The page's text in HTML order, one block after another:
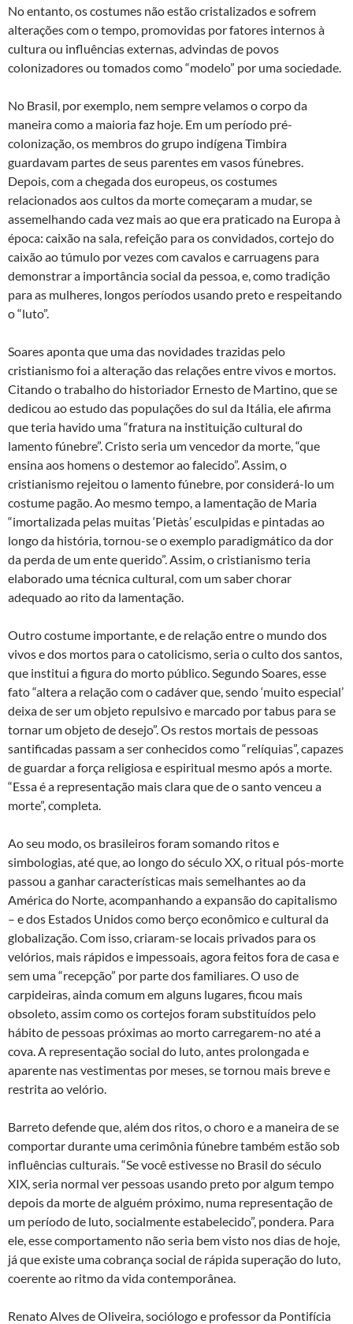
No entanto, os costumes não estão cristalizados e sofrem
alterações com o tempo, promovidas por fatores internos à
cultura ou influências externas, advindas de povos
colonizadores ou tomados como “modelo” por uma sociedade.
No Brasil, por exemplo, nem sempre velamos o corpo da
maneira como a maioria faz hoje. Em um período pré-
colonização, os membros do grupo indígena Timbira
guardavam partes de seus parentes em vasos fúnebres.
Depois, com a chegada dos europeus, os costumes
relacionados aos cultos da morte começaram a mudar, se
assemelhando cada vez mais ao que era praticado na Europa à
época: caixão na sala, refeição para os convidados, cortejo do
caixão ao túmulo por vezes com cavalos e carruagens para
demonstrar a importância social da pessoa, e, como tradição
para as mulheres, longos períodos usando preto e respeitando
o “luto”.
Soares aponta que uma das novidades trazidas pelo
cristianismo foi a alteração das relações entre vivos e mortos.
Citando o trabalho do historiador Ernesto de Martino, que se
dedicou ao estudo das populações do sul da Itália, ele afirma
que teria havido uma “fratura na instituição cultural do
lamento fúnebre”. Cristo seria um vencedor da morte, “que
ensina aos homens o destemor ao falecido”. Assim, o
cristianismo rejeitou o lamento fúnebre, por considerá-lo um
costume pagão. Ao mesmo tempo, a lamentação de Maria
“imortalizada pelas muitas ‘Pietàs’ esculpidas e pintadas ao
longo da história, tornou-se o exemplo paradigmático da dor
da perda de um ente querido”. Assim, o cristianismo teria
elaborado uma técnica cultural, com um saber chorar
adequado ao rito da lamentação.
Outro costume importante, e de relação entre o mundo dos
vivos e dos mortos para o catolicismo, seria o culto dos santos,
que institui a figura do morto público. Segundo Soares, esse
fato “altera a relação com o cadáver que, sendo ‘muito especial’
deixa de ser um objeto repulsivo e marcado por tabus para se
tornar um objeto de desejo”. Os restos mortais de pessoas
santificadas passam a ser conhecidos como “relíquias”, capazes
de guardar a força religiosa e espiritual mesmo após a morte.
“Essa é a representação mais clara que de o santo venceu a
morte”, completa.
Ao seu modo, os brasileiros foram somando ritos e
simbologias, até que, ao longo do século XX, o ritual pós-morte
passou a ganhar características mais semelhantes ao da
América do Norte, acompanhando a expansão do capitalismo
– e dos Estados Unidos como berço econômico e cultural da
globalização. Com isso, criaram-se locais privados para os
velórios, mais rápidos e impessoais, agora feitos fora de casa e
sem uma “recepção” por parte dos familiares. O uso de
carpideiras, ainda comum em alguns lugares, ficou mais
obsoleto, assim como os cortejos foram substituídos pelo
hábito de pessoas próximas ao morto carregarem-no até a
cova. A representação social do luto, antes prolongada e
aparente nas vestimentas por meses, se tornou mais breve e
restrita ao velório.
Barreto defende que, além dos ritos, o choro e a maneira de se
comportar durante uma cerimônia fúnebre também estão sob
influências culturais. “Se você estivesse no Brasil do século
XIX, seria normal ver pessoas usando preto por algum tempo
depois da morte de alguém próximo, numa representação de
um período de luto, socialmente estabelecido”, pondera. Para
ele, esse comportamento não seria bem visto nos dias de hoje,
já que existe uma cobrança social de rápida superação do luto,
coerente ao ritmo da vida contemporânea.
Renato Alves de Oliveira, sociólogo e professor da Pontifícia